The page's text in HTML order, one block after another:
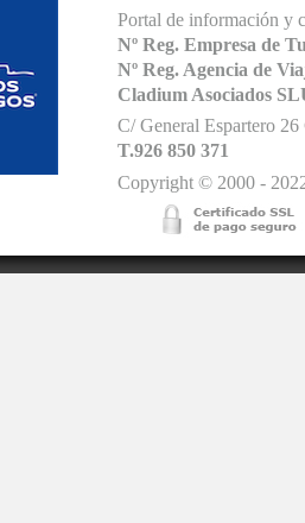
Portal de información y
Nº Reg. Empresa de
Nº Reg. Agencia de
Cladium Asociados
C/ General Espartero
T.926 850 371
Copyright © 2000 -